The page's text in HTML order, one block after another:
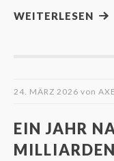
WEITERLESEN
24. MÄRZ 2026 von
EIN JAHR